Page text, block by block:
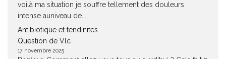
voilà ma situation je souffre tellement des douleurs
intense auniveau de...
Antibiotique et tendinites
Question de Vlc
17 novembre 2025